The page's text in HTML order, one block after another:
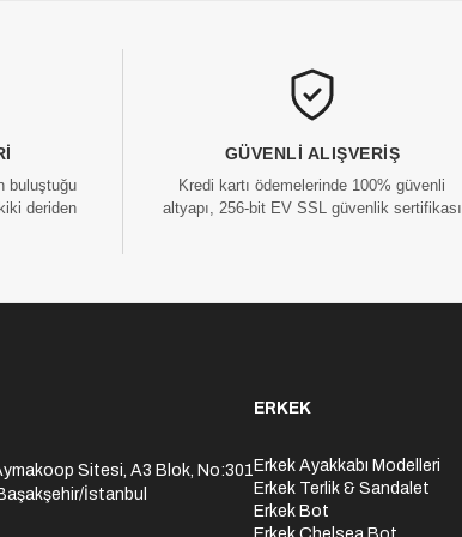
buluştuğu
deriden
GÜVENLI ALIŞVERIŞ
Kredi kartı ödemelerinde 100% güvenli
altyapı, 256-bit EV SSL güvenlik sertifikası
Sitesi, A3 Blok, No:301
İstanbul
ERKEK
Erkek Ayakkabı Modelleri
Erkek Terlik & Sandalet
Erkek Bot